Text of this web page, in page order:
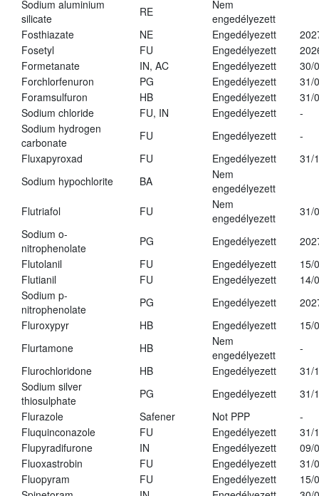
Sodium aluminium
silicate
RE
Nem
engedélyezett
Fosthiazate
NE Engedélyezett
Fosetyl
FU Engedélyezett
Formetanate
IN, AC Engedélyezett
30/
Forchlorfenuron
PG Engedélyezett
31/
Foramsulfuron
HB Engedélyezett
31/
Sodium chloride
FU, IN Engedélyezett
-
Sodium hydrogen
carbonate
FU Engedélyezett
-
Fluxapyroxad
FU Engedélyezett
31/
Sodium hypochlorite
BA
Nem
engedélyezett
Flutriafol
FU
Nem
engedélyezett
31/
Sodium o-
nitrophenolate
PG Engedélyezett
Flutolanil
FU Engedélyezett
15/
Flutianil
FU Engedélyezett
14/
Sodium p-
nitrophenolate
PG Engedélyezett
Fluroxypyr
HB Engedélyezett
15/
Flurtamone
HB
Nem
engedélyezett
-
Flurochloridone
HB Engedélyezett
31/
Sodium silver
thiosulphate
PG Engedélyezett
31/
Flurazole
Safener Not PPP
-
Fluquinconazole
FU Engedélyezett
31/
Flupyradifurone
IN Engedélyezett
09/
Fluoxastrobin
FU Engedélyezett
31/
Fluopyram
FU Engedélyezett
15/